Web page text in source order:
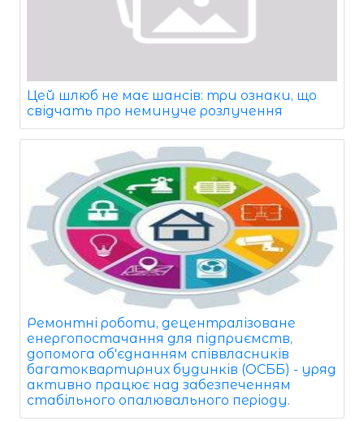
Цей шлюб не має шансів: три ознаки, що
свідчать про неминуче розлучення
Ремонтні роботи, децентралізоване
енергопостачання для підприємств,
допомога об'єднанням співвласників
багатоквартирних будинків (ОСББ) - уряд
активно працює над забезпеченням
стабільного опалювального періоду.